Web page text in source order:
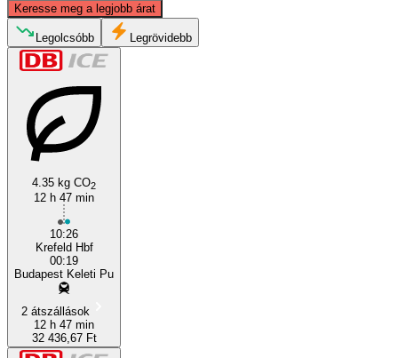
Keresse meg a legjobb árat
Krefeld
Legolcsóbb Legrövidebb
4.35 kg CO2
12 h 47 min
10:26
Krefeld Hbf
00:19
Budapest Keleti Pu
2 átszállások
12 h 47 min
32 436,67 Ft